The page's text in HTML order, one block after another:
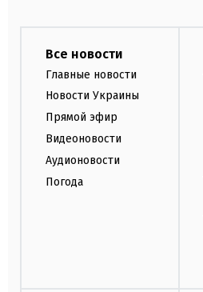
Все новости
Главные новости
Новости Украины
Прямой эфир
Видеоновости
Аудионовости
Погода